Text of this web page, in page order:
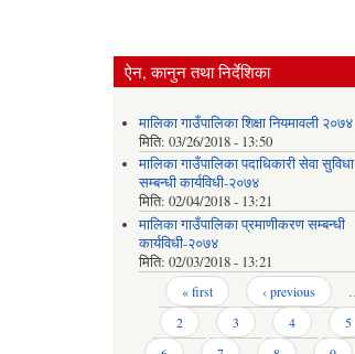
ऐन, कानुन तथा निर्देशिका
मालिका गाउँपालिका शिक्षा नियमावली २०७४
मिति: 03/26/2018 - 13:50
मालिका गाउँपालिका पदाधिकारी सेवा सुविधा
सम्बन्धी कार्यविधी-२०७४
मिति: 02/04/2018 - 13:21
मालिका गाउँपालिका प्रमाणीकरण सम्बन्धी
कार्यविधी-२०७४
मिति: 02/03/2018 - 13:21
Pages « first ‹ previous
2
3 4
5